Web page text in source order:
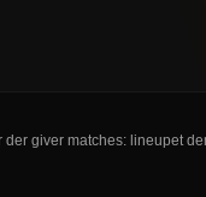
der giver matches: lineupet